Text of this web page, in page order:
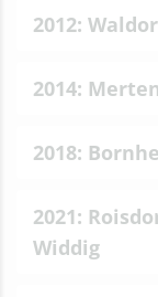
2012:
2014:
2018:
2021:
Widdig